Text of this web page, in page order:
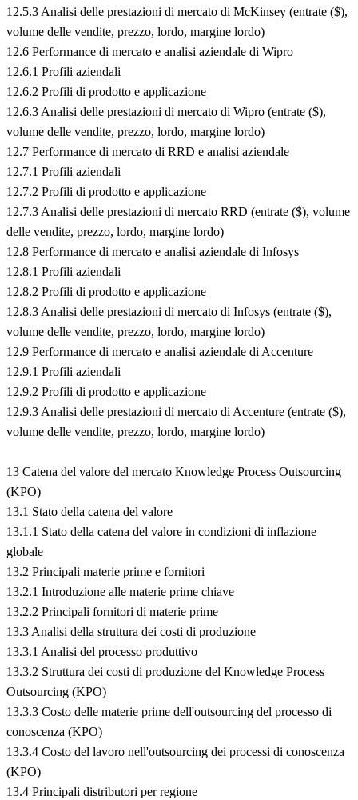
12.5.3 Analisi delle prestazioni di mercato di McKinsey (entrate ($),
volume delle vendite, prezzo, lordo, margine lordo)
12.6 Performance di mercato e analisi aziendale di Wipro
12.6.1 Profili aziendali
12.6.2 Profili di prodotto e applicazione
12.6.3 Analisi delle prestazioni di mercato di Wipro (entrate ($),
volume delle vendite, prezzo, lordo, margine lordo)
12.7 Performance di mercato di RRD e analisi aziendale
12.7.1 Profili aziendali
12.7.2 Profili di prodotto e applicazione
12.7.3 Analisi delle prestazioni di mercato RRD (entrate ($), volume
delle vendite, prezzo, lordo, margine lordo)
12.8 Performance di mercato e analisi aziendale di Infosys
12.8.1 Profili aziendali
12.8.2 Profili di prodotto e applicazione
12.8.3 Analisi delle prestazioni di mercato di Infosys (entrate ($),
volume delle vendite, prezzo, lordo, margine lordo)
12.9 Performance di mercato e analisi aziendale di Accenture
12.9.1 Profili aziendali
12.9.2 Profili di prodotto e applicazione
12.9.3 Analisi delle prestazioni di mercato di Accenture (entrate ($),
volume delle vendite, prezzo, lordo, margine lordo)
13 Catena del valore del mercato Knowledge Process Outsourcing
(KPO)
13.1 Stato della catena del valore
13.1.1 Stato della catena del valore in condizioni di inflazione
globale
13.2 Principali materie prime e fornitori
13.2.1 Introduzione alle materie prime chiave
13.2.2 Principali fornitori di materie prime
13.3 Analisi della struttura dei costi di produzione
13.3.1 Analisi del processo produttivo
13.3.2 Struttura dei costi di produzione del Knowledge Process
Outsourcing (KPO)
13.3.3 Costo delle materie prime dell'outsourcing del processo di
conoscenza (KPO)
13.3.4 Costo del lavoro nell'outsourcing dei processi di conoscenza
(KPO)
13.4 Principali distributori per regione